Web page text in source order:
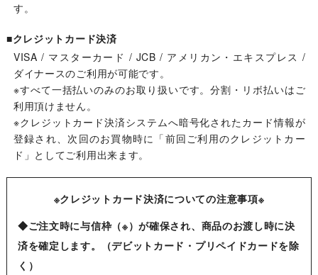
す。
■クレジットカード決済
VISA / マスターカード / JCB / アメリカン・エキスプレス /
ダイナースのご利用が可能です。
※すべて一括払いのみのお取り扱いです。分割・リボ払いはご
利用頂けません。
※クレジットカード決済システムへ暗号化されたカード情報が
登録され、次回のお買物時に「前回ご利用のクレジットカー
ド」としてご利用出来ます。
※クレジットカード決済についての注意事項※
◆ご注文時に与信枠（※）が確保され、商品のお渡し時に決
済を確定します。（デビットカード・プリペイドカードを除
く）